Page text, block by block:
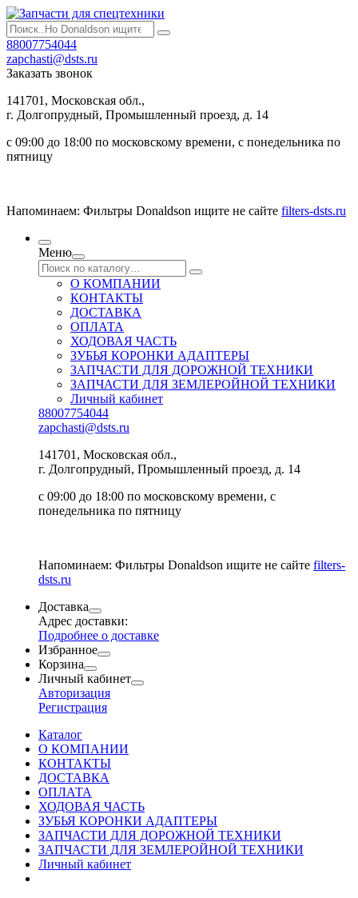
88007754044
zapchasti@dsts.ru
Заказать звонок
141701, Московская обл.,
г. Долгопрудный, Промышленный проезд, д. 14
с 09:00 до 18:00 по московскому времени, с понедельника по
пятницу
Напоминаем: Фильтры Donaldson ищите не сайте filters-dsts.ru
Меню
О КОМПАНИИ
КОНТАКТЫ
ДОСТАВКА
ОПЛАТА
ХОДОВАЯ ЧАСТЬ
ЗУБЬЯ КОРОНКИ АДАПТЕРЫ
ЗАПЧАСТИ ДЛЯ ДОРОЖНОЙ ТЕХНИКИ
ЗАПЧАСТИ ДЛЯ ЗЕМЛЕРОЙНОЙ ТЕХНИКИ
Личный кабинет
88007754044
zapchasti@dsts.ru
141701, Московская обл.,
г. Долгопрудный, Промышленный проезд, д. 14
с 09:00 до 18:00 по московскому времени, с
понедельника по пятницу
Напоминаем: Фильтры Donaldson ищите не сайте filters-
dsts.ru
Доставка
Адрес доставки:
Подробнее о доставке
Избранное
Корзина
Личный кабинет
Авторизация
Регистрация
Каталог
О КОМПАНИИ
КОНТАКТЫ
ДОСТАВКА
ОПЛАТА
ХОДОВАЯ ЧАСТЬ
ЗУБЬЯ КОРОНКИ АДАПТЕРЫ
ЗАПЧАСТИ ДЛЯ ДОРОЖНОЙ ТЕХНИКИ
ЗАПЧАСТИ ДЛЯ ЗЕМЛЕРОЙНОЙ ТЕХНИКИ
Личный кабинет